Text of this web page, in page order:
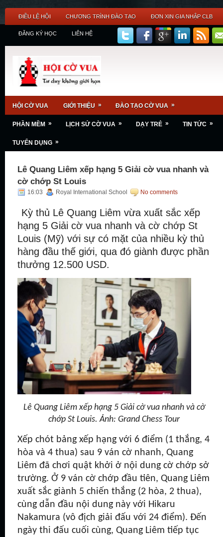
ĐIỀU LỆ HỘI CHƯƠNG TRÌNH ĐÀO TẠO ĐƠN XIN GIA NHẬP CLB
ĐĂNG KÝ HỌC LIÊN HỆ
HỘI CỜ VUA GIỚI THIỆU » ĐÀO TẠO CỜ VUA »
PHẦN MỀM » LỊCH SỬ CỜ VUA » DẠY TRẺ » TIN TỨC »
TUYỂN DỤNG »
Lê Quang Liêm xếp hạng 5 Giải cờ vua nhanh và
cờ chớp St Louis
16:03 Royal International School No comments
Kỳ thủ Lê Quang Liêm vừa xuất sắc xếp
hạng 5 Giải cờ vua nhanh và cờ chớp St
Louis (Mỹ) với sự có mặt của nhiều kỳ thủ
hàng đầu thế giới, qua đó giành được phần
thưởng 12.500 USD.
Lê Quang Liêm xếp hạng 5 Giải cờ vua nhanh và cờ
chớp St Louis. Ảnh: Grand Chess Tour
Xếp chót bảng xếp hạng với 6 điểm (1 thắng, 4
hòa và 4 thua) sau 9 ván cờ nhanh, Quang
Liêm đã chơi quật khởi ở nội dung cờ chớp sở
trường. Ở 9 ván cờ chớp đầu tiên, Quang Liêm
xuất sắc giành 5 chiến thắng (2 hòa, 2 thua),
cùng dẫn đầu nội dung này với Hikaru
Nakamura (vô địch giải đấu với 24 điểm). Đến
ngày thi đấu cuối cùng, Quang Liêm tiếp tục